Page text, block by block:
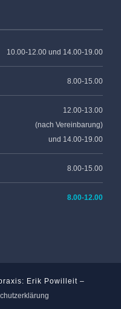
10.00-12.00 und 14.00-19.00
8.00-15.00
12.00-13.00
(nach Vereinbarung)
und 14.00-19.00
8.00-15.00
8.00-12.00
Erik Powilleit –